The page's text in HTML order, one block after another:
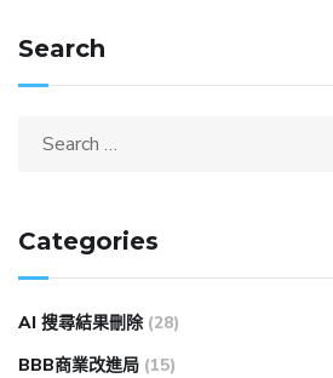
Search
Categories
AI 搜尋結果刪除 (28)
BBB商業改進局 (15)